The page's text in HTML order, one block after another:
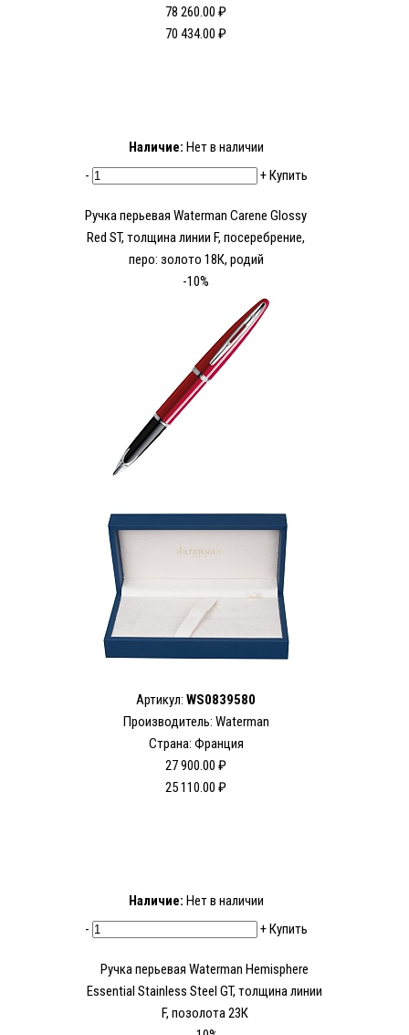
78 260.00 ₽
70 434.00 ₽
Наличие: Нет в наличии
-
+Купить
Ручка перьевая Waterman Carene Glossy
Red ST, толщина линии F, посеребрение,
перо: золото 18К, родий
-10%
Артикул: WS0839580
Производитель: Waterman
Страна: Франция
27 900.00 ₽
25 110.00 ₽
Наличие: Нет в наличии
-
+Купить
Ручка перьевая Waterman Hemisphere
Essential Stainless Steel GT, толщина линии
F, позолота 23К